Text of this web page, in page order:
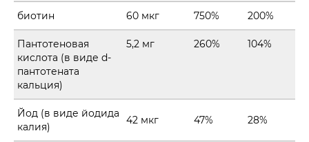
биотин 60 мкг 750% 200%
Пантотеновая
кислота (в виде d-
пантотената
кальция)
5,2 мг 260% 104%
Йод (в виде йодида
калия)
42 мкг 47% 28%